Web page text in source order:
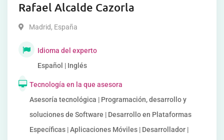
Rafael Alcalde Cazorla
Madrid, España
Idioma del experto
Español | Inglés
Tecnología en la que asesora
Asesoría tecnológica | Programación, desarrollo y
soluciones de Software | Desarrollo en Plataformas
Específicas | Aplicaciones Móviles | Desarrollador |